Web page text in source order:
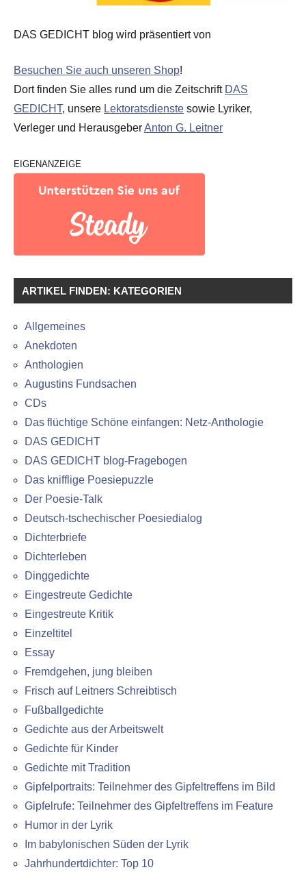
DAS GEDICHT blog wird präsentiert von
Besuchen Sie auch unseren Shop!
Dort finden Sie alles rund um die Zeitschrift DAS
GEDICHT, unsere Lektoratsdienste sowie Lyriker,
Verleger und HerausgeberAnton G. Leitner
EIGENANZEIGE
ARTIKEL FINDEN: KATEGORIEN
Allgemeines
Anekdoten
Anthologien
Augustins Fundsachen
CDs
Das flüchtige Schöne einfangen: Netz-Anthologie
DAS GEDICHT
DAS GEDICHT blog-Fragebogen
Das knifflige Poesiepuzzle
Der Poesie-Talk
Deutsch-tschechischer Poesiedialog
Dichterbriefe
Dichterleben
Dinggedichte
Eingestreute Gedichte
Eingestreute Kritik
Einzeltitel
Essay
Fremdgehen, jung bleiben
Frisch auf Leitners Schreibtisch
Fußballgedichte
Gedichte aus der Arbeitswelt
Gedichte für Kinder
Gedichte mit Tradition
Gipfelportraits: Teilnehmer des Gipfeltreffens im Bild
Gipfelrufe: Teilnehmer des Gipfeltreffens im Feature
Humor in der Lyrik
Im babylonischen Süden der Lyrik
Jahrhundertdichter: Top 10